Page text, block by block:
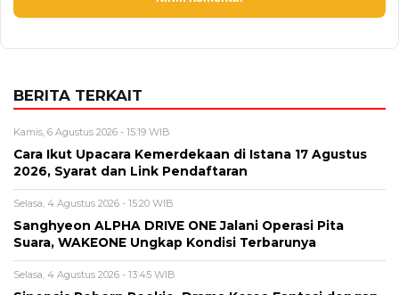
BERITA TERKAIT
Kamis, 6 Agustus 2026 - 15:19 WIB
Cara Ikut Upacara Kemerdekaan di Istana 17 Agustus
2026, Syarat dan Link Pendaftaran
Selasa, 4 Agustus 2026 - 15:20 WIB
Sanghyeon ALPHA DRIVE ONE Jalani Operasi Pita
Suara, WAKEONE Ungkap Kondisi Terbarunya
Selasa, 4 Agustus 2026 - 13:45 WIB